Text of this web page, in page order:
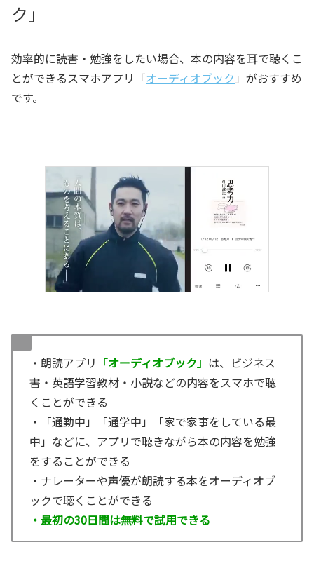
ク」
効率的に読書・勉強をしたい場合、本の内容を耳で聴くこ
とができるスマホアプリ「オーディオブック 」がおすすめ
です。
・朗読アプリ 「オーディオブック」 は、ビジネス
書・英語学習教材・小説などの内容をスマホで聴
くことができる
・「通勤中」「通学中」「家で家事をしている最
中」などに、アプリで聴きながら本の内容を勉強
をすることができる
・ナレーターや声優が朗読する本をオーディオブ
ックで聴くことができる
・最初の30日間は無料で試用できる